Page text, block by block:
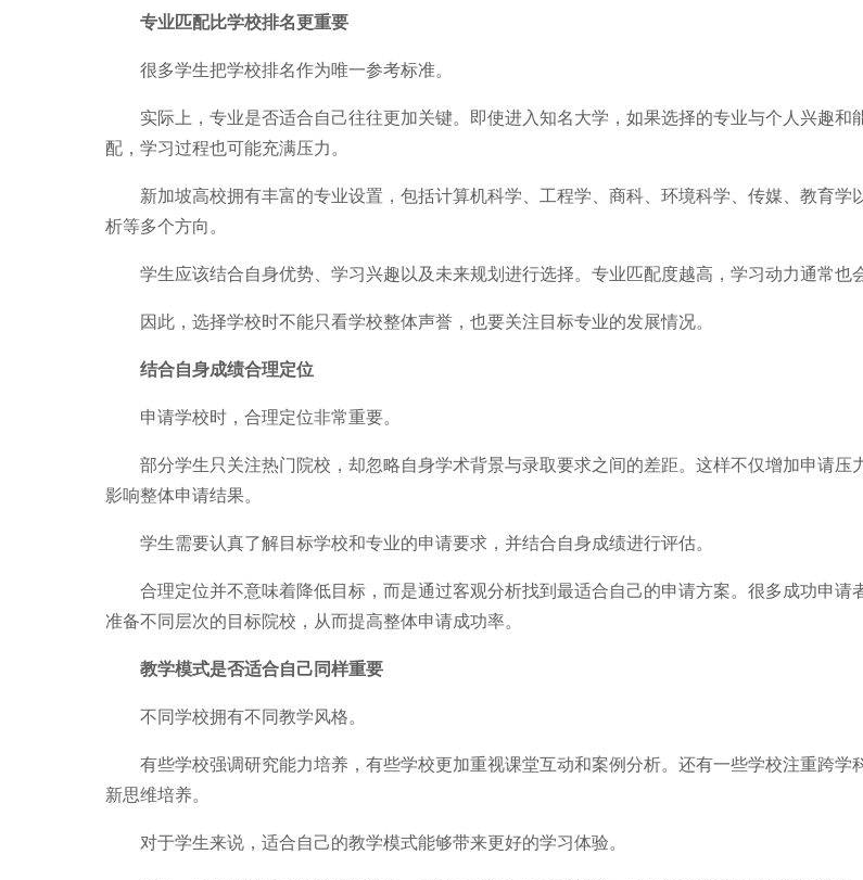
专业匹配比学校排名更重要
很多学生把学校排名作为唯一参考标准。
实际上，专业是否适合自己往往更加关键。即使进入知名大学，如果选择的专业与个人兴趣和
配，学习过程也可能充满压力。
新加坡高校拥有丰富的专业设置，包括计算机科学、工程学、商科、环境科学、传媒、教育学
析等多个方向。
学生应该结合自身优势、学习兴趣以及未来规划进行选择。专业匹配度越高，学习动力通常也
因此，选择学校时不能只看学校整体声誉，也要关注目标专业的发展情况。
结合自身成绩合理定位
申请学校时，合理定位非常重要。
部分学生只关注热门院校，却忽略自身学术背景与录取要求之间的差距。这样不仅增加申请压
影响整体申请结果。
学生需要认真了解目标学校和专业的申请要求，并结合自身成绩进行评估。
合理定位并不意味着降低目标，而是通过客观分析找到最适合自己的申请方案。很多成功申请
准备不同层次的目标院校，从而提高整体申请成功率。
教学模式是否适合自己同样重要
不同学校拥有不同教学风格。
有些学校强调研究能力培养，有些学校更加重视课堂互动和案例分析。还有一些学校注重跨学
新思维培养。
对于学生来说，适合自己的教学模式能够带来更好的学习体验。